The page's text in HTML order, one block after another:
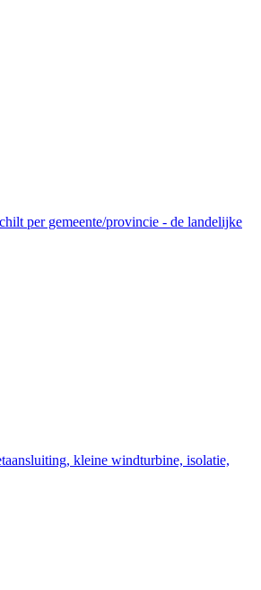
per gemeente/provincie - de landelijke
kleine windturbine, isolatie,